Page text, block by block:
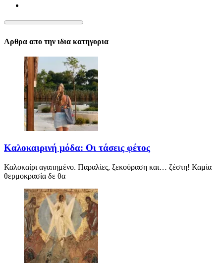
Αρθρα απο την ιδια κατηγορια
Καλοκαιρινή μόδα: Οι τάσεις φέτος
Καλοκαίρι αγαπημένο. Παραλίες, ξεκούραση και… ζέστη! Καμία
θερμοκρασία δε θα